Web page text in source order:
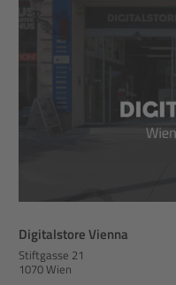
Digitalstore Vienna
Stiftgasse 21
1070 Wien